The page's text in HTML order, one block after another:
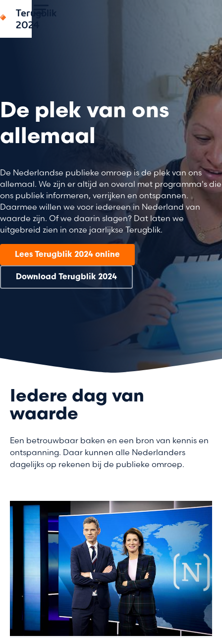
De plek van ons
allemaal
De Nederlandse publieke omroep is de plek van ons
allemaal. We zijn er altijd en overal met programma's die
ons publiek informeren, verrijken en ontspannen.
Daarmee willen we voor iedereen in Nederland van
waarde zijn. Of we daarin slagen? Dat laten we
uitgebreid zien in onze jaarlijkse Terugblik.
Lees Terugblik 2024 online
Download Terugblik 2024
Iedere dag van
waarde
Een betrouwbaar baken en een bron van kennis en
ontspanning. Daar kunnen alle Nederlanders
dagelijks op rekenen bij de publieke omroep.
Terugblik
2024